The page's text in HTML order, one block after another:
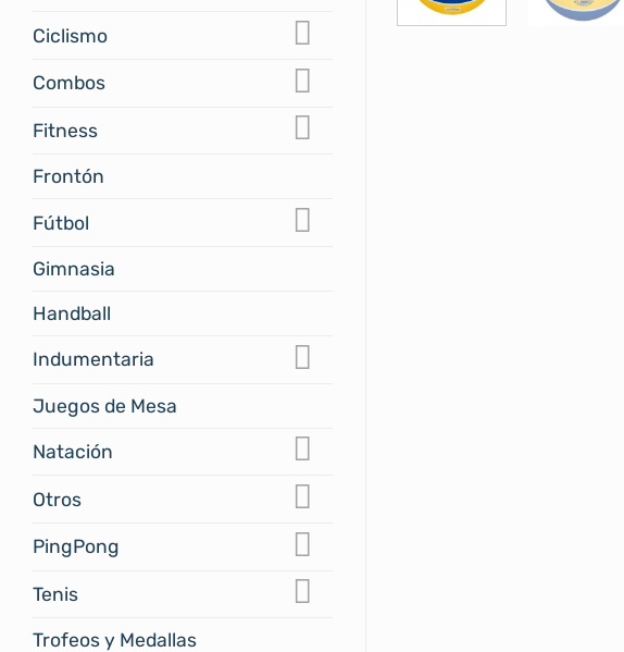
Ciclismo
Combos
Fitness
Frontón
Fútbol
Gimnasia
Handball
Indumentaria
Juegos de Mesa
Natación
Otros
PingPong
Tenis
Trofeos y Medallas